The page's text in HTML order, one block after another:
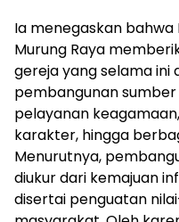
Ia menegaskan
Murung Raya
gereja yang selama ini
pembangunan
pelayanan
karakter, hingga
Menurutnya,
diukur dari kemajuan
disertai penguatan